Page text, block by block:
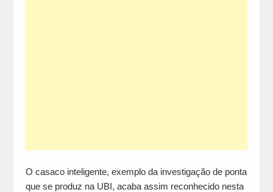
O casaco inteligente, exemplo da investigação de ponta
que se produz na UBI, acaba assim reconhecido nesta